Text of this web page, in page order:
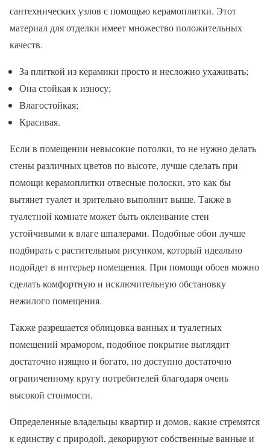
сантехнических узлов с помощью керамоплитки. Этот
материал для отделки имеет множество положительных
качеств.
За плиткой из керамики просто и несложно ухаживать;
Она стойкая к износу;
Влагостойкая;
Красивая.
Если в помещении невысокие потолки, то не нужно делать
стены различных цветов по высоте, лучше сделать при
помощи керамоплитки отвесные полоски, это как бы
вытянет туалет и зрительно выполнит выше. Также в
туалетной комнате может быть оклеивание стен
устойчивыми к влаге шпалерами. Подобные обои лучше
подбирать с растительным рисунком, который идеально
подойдет в интерьер помещения. При помощи обоев можно
сделать комфортную и исключительную обстановку
нежилого помещения.
Также разрешается облицовка ванных и туалетных
помещений мрамором, подобное покрытие выглядит
достаточно изящно и богато, но доступно достаточно
ограниченному кругу потребителей благодаря очень
высокой стоимости.
Определенные владельцы квартир и домов, какие стремятся
к единству с природой, декорируют собственные ванные и